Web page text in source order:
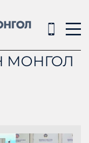
МОНГОЛ